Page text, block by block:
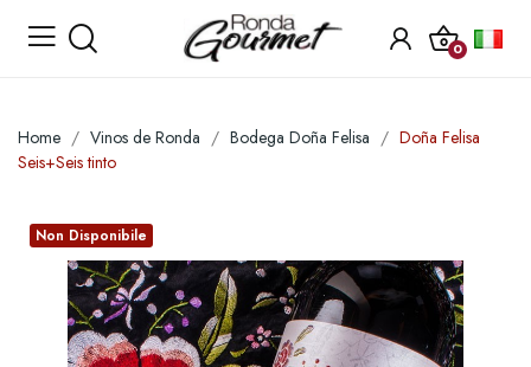
0
Home Vinos de Ronda Bodega Doña Felisa
Doña Felisa
Seis+Seis tinto
Non Disponibile